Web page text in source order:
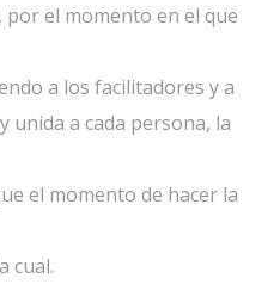
el momento en el que
a los facilitadores y a
unida a cada persona, la
el momento de hacer la
cual.